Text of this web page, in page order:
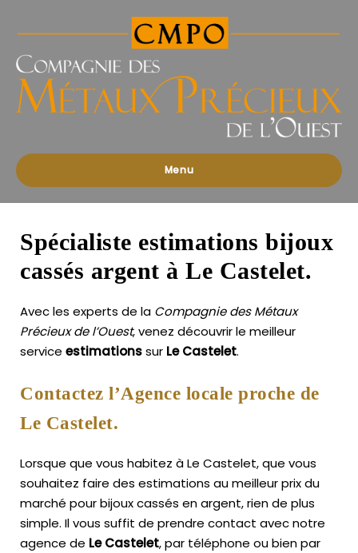
des
Précieux
l'Ouest
Menu
Spécialiste estimations bijoux
cassés argent à Le Castelet.
Avec les experts de la Compagnie des Métaux
Précieux de l’Ouest, venez découvrir le meilleur
service estimationssur Le Castelet.
Contactez l’Agence locale proche de
Le Castelet.
Lorsque que vous habitez à Le Castelet, que vous
souhaitez faire des estimations au meilleur prix du
marché pour bijoux cassés en argent, rien de plus
simple. Il vous suffit de prendre contact avec notre
agence de Le Castelet, par téléphone ou bien par